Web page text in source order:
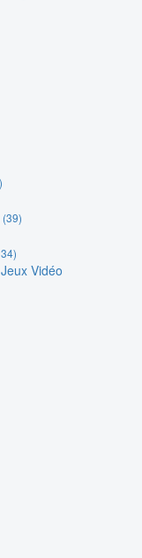
(39)
Vidéo